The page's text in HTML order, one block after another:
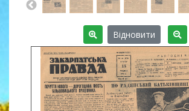
Відновити